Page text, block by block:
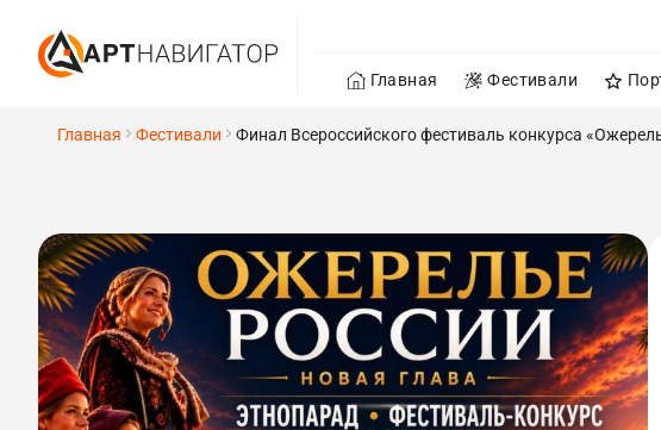
Главная Фестивали
Главная Фестивали Финал Всероссийского фестиваль конкурса